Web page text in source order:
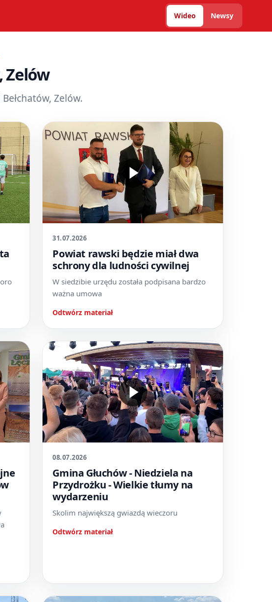
Wideo Newsy
Zelów
Zelów.
31.07.2026
Powiat rawski będzie miał dwa
schrony dla ludności cywilnej
W siedzibie urzędu została podpisana bardzo
ważna umowa
Odtwórz materiał
08.07.2026
Gmina Głuchów - Niedziela na
Przydrożku - Wielkie tłumy na
wydarzeniu
Skolim największą gwiazdą wieczoru
Odtwórz materiał